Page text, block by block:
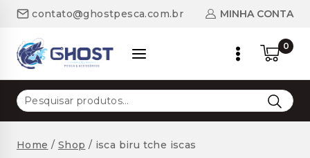
contato@ghostpesca.com.br MINHA CONTA
0
Pesquisar
por:
Home / Shop / isca biru tche iscas